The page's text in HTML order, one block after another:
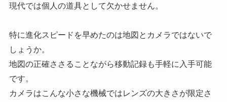
現代では個人の道具として欠かせません。
特に進化スピードを早めたのは地図とカメラではないで
しょうか。
地図の正確ささることながら移動記録も手軽に入手可能
です。
カメラはこんな小さな機械ではレンズの大きさが限定さ